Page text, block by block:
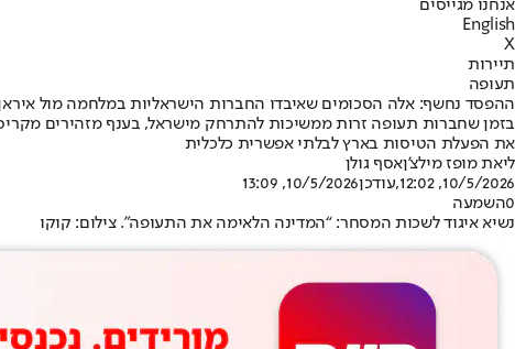
אנחנו מגייסים
English
X
תיירות
תעופה
ההפסד נחשף: אלה הסכומים שאיבדו החברות הישראליות במלחמה מול
בזמן שחברות תעופה זרות ממשיכות להתרחק מישראל, בענף מזהירים
את הפעלת הטיסות בארץ לבלתי אפשרית כלכלית
ליאת מופז מילצ'ןאסף גולן
10/5/2026, 12:02
,עודכן10/5/2026, 13:09
0השמעה
נשיא איגוד לשכות המסחר: “המדינה הלאימה את התעופה”. צילום: קוקו